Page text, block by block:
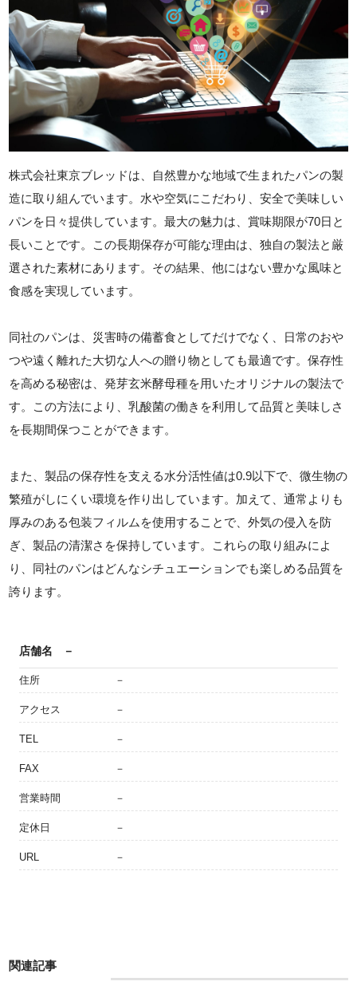
株式会社東京ブレッドは、自然豊かな地域で生まれたパンの製
造に取り組んでいます。水や空気にこだわり、安全で美味しい
パンを日々提供しています。最大の魅力は、賞味期限が70日と
長いことです。この長期保存が可能な理由は、独自の製法と厳
選された素材にあります。その結果、他にはない豊かな風味と
食感を実現しています。
同社のパンは、災害時の備蓄食としてだけでなく、日常のおや
つや遠く離れた大切な人への贈り物としても最適です。保存性
を高める秘密は、発芽玄米酵母種を用いたオリジナルの製法で
す。この方法により、乳酸菌の働きを利用して品質と美味しさ
を長期間保つことができます。
また、製品の保存性を支える水分活性値は0.9以下で、微生物の
繁殖がしにくい環境を作り出しています。加えて、通常よりも
厚みのある包装フィルムを使用することで、外気の侵入を防
ぎ、製品の清潔さを保持しています。これらの取り組みによ
り、同社のパンはどんなシチュエーションでも楽しめる品質を
誇ります。
店舗名 －
住所 －
アクセス －
TEL －
FAX －
営業時間 －
定休日 －
URL －
関連記事